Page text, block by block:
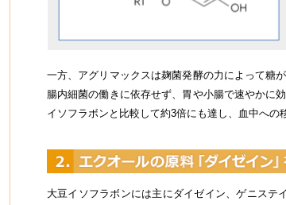
一方、アグリマックスは麹菌発酵の力によって糖
腸内細菌の働きに依存せず、胃や小腸で速やかに
イソフラボンと比較して約3倍にも達し、血中への
大豆イソフラボンには主にダイゼイン、ゲニステ